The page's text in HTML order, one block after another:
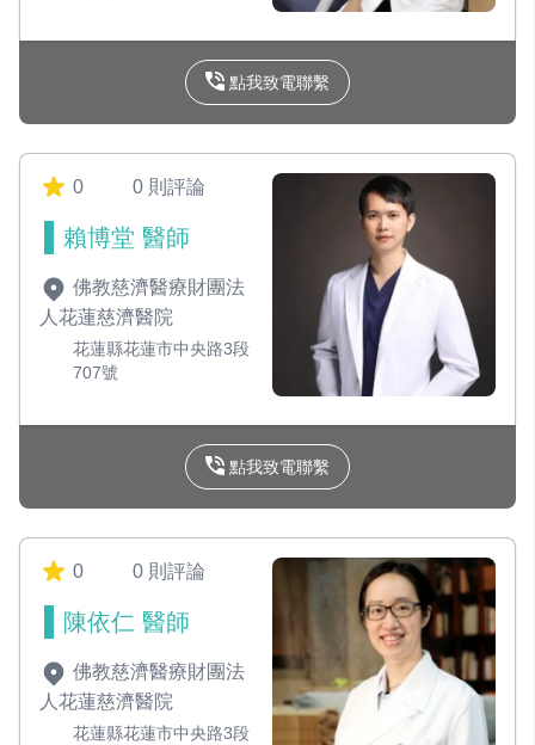
點我致電聯繫
0 0 則評論
賴博堂 醫師
佛教慈濟醫療財團法
人花蓮慈濟醫院
花蓮縣花蓮市中央路3段
707號
點我致電聯繫
0 0 則評論
陳依仁 醫師
佛教慈濟醫療財團法
人花蓮慈濟醫院
花蓮縣花蓮市中央路3段